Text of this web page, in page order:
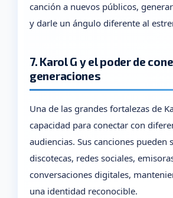
canción a nuevos públicos,
y darle un ángulo diferente al
7. Karol G y el poder de
generaciones
Una de las grandes fortalezas de
capacidad para conectar con
audiencias. Sus canciones pueden
discotecas, redes sociales,
conversaciones digitales,
una identidad reconocible.